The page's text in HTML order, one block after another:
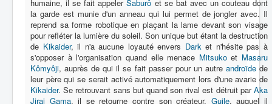
Récurrent
Subalterne
Allié
Identité humaine
Malfaiteur
humaine, il se fait appelerSaburô et se bat avec un couteau dont
la garde est munie d'un anneau qui lui permet de jongler avec. Il
reprend sa forme robotique en plaçant la lame devant son visage
pour refléter la lumière du soleil. Son unique but étant la destruction
de Kikaider, il n'a aucune loyauté envers Darket n'hésite pas à
s'opposer à l'organisation quand elle menace Mitsukoet Masaru
Kômyôji, auprès de qui il se fait passer pour un autre androïdede
leur père qui se serait activé automatiquement lors d'une avarie de
Kikaider. Se retrouvant sans but quand son rival est détruit parAka
Jirai Gama, il se retourne contre son créateur, Guile, auquel il